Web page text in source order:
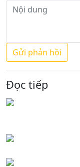
Đọc tiếp